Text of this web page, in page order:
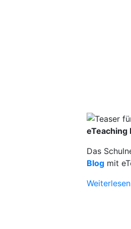
eTeaching
Das
Blog mit
Weiterlesen